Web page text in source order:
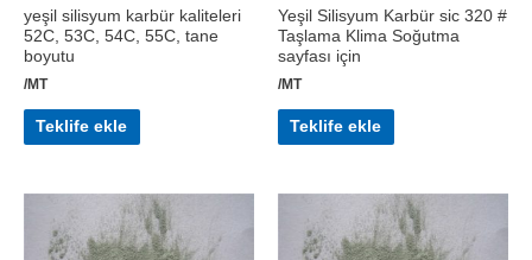
yeşil silisyum karbür kaliteleri
52C, 53C, 54C, 55C, tane
boyutu
/MT
Teklife ekle
Yeşil Silisyum Karbür sic 320 #
Taşlama Klima Soğutma
sayfası için
/MT
Teklife ekle